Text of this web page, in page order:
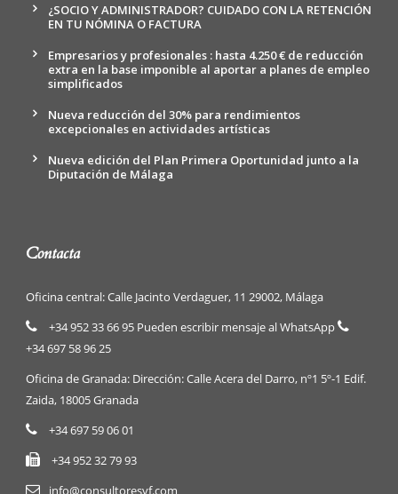
¿SOCIO Y ADMINISTRADOR? CUIDADO CON LA RETENCIÓN
EN TU NÓMINA O FACTURA
Empresarios y profesionales : hasta 4.250 € de reducción
extra en la base imponible al aportar a planes de empleo
simplificados
Nueva reducción del 30% para rendimientos
excepcionales en actividades artísticas
Nueva edición del Plan Primera Oportunidad junto a la
Diputación de Málaga
Contacta
Oficina central: Calle Jacinto Verdaguer, 11 29002, Málaga
+34 952 33 66 95 Pueden escribir mensaje al WhatsApp
+34 697 58 96 25
Oficina de Granada: Dirección: Calle Acera del Darro, nº1 5º-1 Edif.
Zaida, 18005 Granada
+34 697 59 06 01
+34 952 32 79 93
info@consultoresvf.com